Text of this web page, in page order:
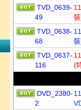
TVD_0639-
49
TVD_0638-
68
TVD_0637-
116
(
DVD_2380-
2